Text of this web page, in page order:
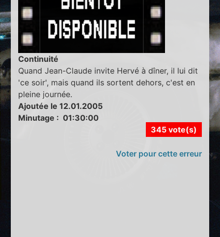
Continuité
Quand Jean-Claude invite Hervé à dîner, il lui dit
'ce soir', mais quand ils sortent dehors, c'est en
pleine journée.
Ajoutée le 12.01.2005
Minutage : 01:30:00
345 vote(s)
Voter pour cette erreur